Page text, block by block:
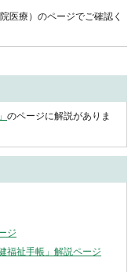
医療）のページでご確認く
のページに解説がありま
ジ
福祉手帳」解説ページ